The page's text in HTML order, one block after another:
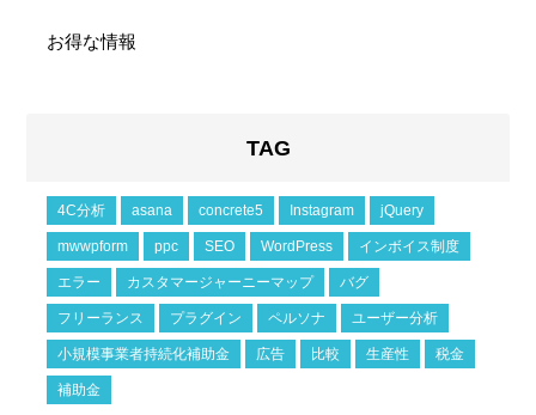
お得な情報
TAG
4C分析 asana concrete5 Instagram jQuery
mwwpform ppc SEO WordPress インボイス制度
エラー カスタマージャーニーマップ バグ
フリーランス プラグイン ペルソナ ユーザー分析
小規模事業者持続化補助金 広告 比較 生産性 税金
補助金